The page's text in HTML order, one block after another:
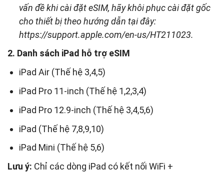
vấn đề khi cài đặt eSIM, hãy khôi phục cài đặt gốc
cho thiết bị theo hướng dẫn tại đây:
https://support.apple.com/en-us/HT211023.
2. Danh sách iPad hỗ trợ eSIM
iPad Air (Thế hệ 3,4,5)
iPad Pro 11-inch (Thế hệ 1,2,3,4)
iPad Pro 12.9-inch (Thế hệ 3,4,5,6)
iPad (Thế hệ 7,8,9,10)
iPad Mini (Thế hệ 5,6)
Lưu ý: Chỉ các dòng iPad có kết nối WiFi +